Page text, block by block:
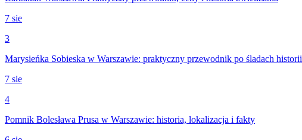
7 sie
3
Marysieńka Sobieska w Warszawie: praktyczny przewodnik po śladach historii
7 sie
4
Pomnik Bolesława Prusa w Warszawie: historia, lokalizacja i fakty